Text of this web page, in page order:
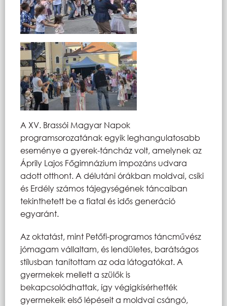
A XV. Brassói Magyar Napok
programsorozatának egyik leghangulatosabb
eseménye a gyerek-táncház volt, amelynek az
Áprily Lajos Főgimnázium impozáns udvara
adott otthont. A délutáni órákban moldvai, csíki
és Erdély számos tájegységének táncaiban
tekinthetett be a fiatal és idős generáció
egyaránt.
Az oktatást, mint Petőfi-programos táncművész
jómagam vállaltam, és lendületes, barátságos
stílusban tanítottam az oda látogatókat. A
gyermekek mellett a szülők is
bekapcsolódhattak, így végigkísérhették
gyermekeik első lépéseit a moldvai csángó,